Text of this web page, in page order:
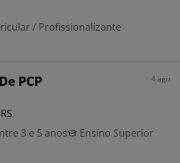
/ Profissionalizante
PCP 4 ago
3 e 5 anos
Ensino Superior